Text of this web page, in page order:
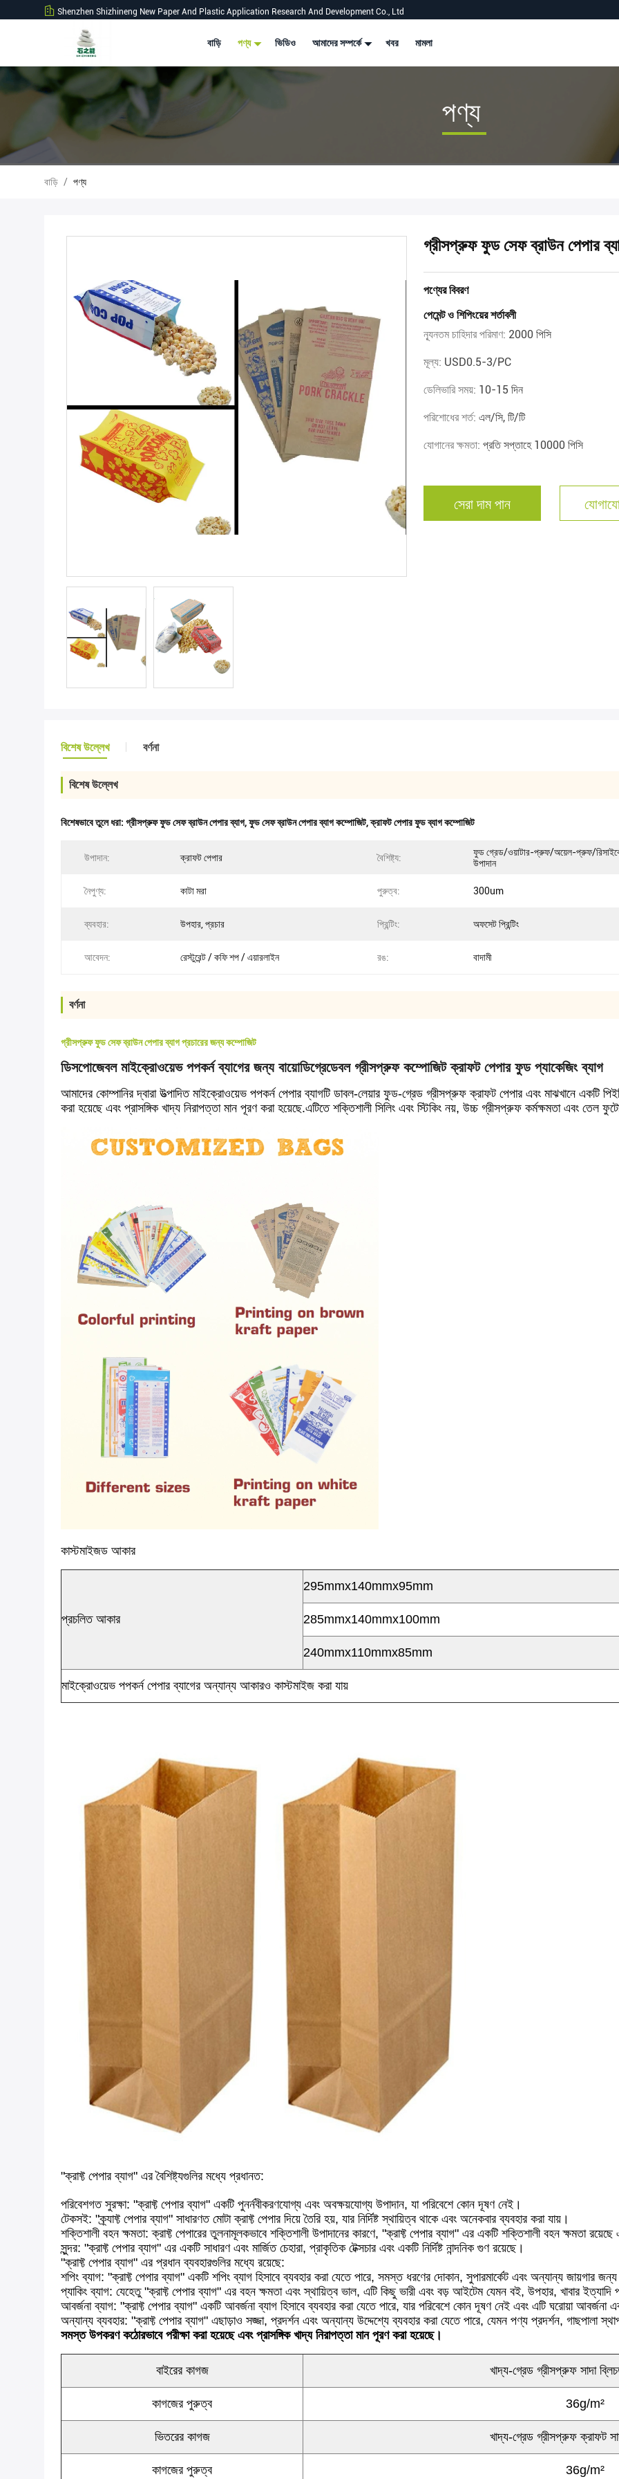
Shenzhen Shizhineng New Paper And Plastic Application Research And Development Co., Ltd
বাড়ি পণ্য ভিডিও আমাদের সম্পর্কে খবর মামলা
পণ্য
বাড়ি / পণ্য
গ্রীসপ্রুফ ফুড সেফ ব্রাউন পেপার
পণ্যের বিবরণ
পেমেন্ট ও শিপিংয়ের শর্তাবলী
ন্যূনতম চাহিদার পরিমাণ: 2000 পিসি
মূল্য: USD0.5-3/PC
ডেলিভারি সময়: 10-15 দিন
পরিশোধের শর্ত: এল/সি, টি/টি
যোগানের ক্ষমতা: প্রতি সপ্তাহে 10000 পিসি
সেরা দাম পান
বিশেষ উল্লেখ বর্ণনা
বিশেষ উল্লেখ
বিশেষভাবে তুলে ধরা: গ্রীসপ্রুফ ফুড সেফ ব্রাউন পেপার ব্যাগ,ফুড সেফ ব্রাউন পেপার ব্যাগ কম্পোজিট,ক্রাফট পেপার ফুড ব্যাগ কম্পোজিট
উপাদান: ক্রাফট পেপার বৈশিষ্ট্য:
ফুড গ্রেড/ওয়াটার-প্রুফ/অয়েল-প্রুফ/
উপাদান
নৈপুণ্য: কাটা মরা পুরুত্ব: 300um
ব্যবহার: উপহার, প্রচার প্রিন্টিং: অফসেট প্রিন্টিং
আবেদন: রেস্টুরেন্ট / কফি শপ / এয়ারলাইন রঙ: বাদামী
বর্ণনা
গ্রীসপ্রুফ ফুড সেফ ব্রাউন পেপার ব্যাগ প্রচারের জন্য কম্পোজিট
ডিসপোজেবল মাইক্রোওয়েভ পপকর্ন ব্যাগের জন্য বায়োডিগ্রেডেবল গ্রীসপ্রুফ কম্পোজিট ক্রাফট পেপার ফুড প্যাকেজিং ব্যাগ
আমাদের কোম্পানির দ্বারা উত্পাদিত মাইক্রোওয়েভ পপকর্ন পেপার ব্যাগটি ডাবল-লেয়ার ফুড-গ্রেড গ্রীসপ্রুফ ক্রাফট পেপার এবং মাঝখানে একটি
করা হয়েছে এবং প্রাসঙ্গিক খাদ্য নিরাপত্তা মান পূরণ করা হয়েছে.এটিতে শক্তিশালী সিলিং এবং স্টিকিং নয়, উচ্চ গ্রীসপ্রুফ কর্মক্ষমতা এবং তেল
কাস্টমাইজড আকার
প্রচলিত আকার
295mmx140mmx95mm
285mmx140mmx100mm
240mmx110mmx85mm
মাইক্রোওয়েভ পপকর্ন পেপার ব্যাগের অন্যান্য আকারও কাস্টমাইজ করা যায়
"ক্রাফ্ট পেপার ব্যাগ" এর বৈশিষ্ট্যগুলির মধ্যে প্রধানত:
পরিবেশগত সুরক্ষা: "ক্রাফ্ট পেপার ব্যাগ" একটি পুনর্নবীকরণযোগ্য এবং অবক্ষয়যোগ্য উপাদান, যা পরিবেশে কোন দূষণ নেই।
টেকসই: "ক্র্যাফ্ট পেপার ব্যাগ" সাধারণত মোটা ক্রাফ্ট পেপার দিয়ে তৈরি হয়, যার নির্দিষ্ট স্থায়িত্ব থাকে এবং অনেকবার ব্যবহার করা যায়।
শক্তিশালী বহন ক্ষমতা: ক্রাফ্ট পেপারের তুলনামূলকভাবে শক্তিশালী উপাদানের কারণে, "ক্রাফ্ট পেপার ব্যাগ" এর একটি শক্তিশালী বহন ক্ষমতা
সুন্দর: "ক্রাফ্ট পেপার ব্যাগ" এর একটি সাধারণ এবং মার্জিত চেহারা, প্রাকৃতিক টেক্সচার এবং একটি নির্দিষ্ট নান্দনিক গুণ রয়েছে।
"ক্রাফ্ট পেপার ব্যাগ" এর প্রধান ব্যবহারগুলির মধ্যে রয়েছে:
শপিং ব্যাগ: "ক্রাফ্ট পেপার ব্যাগ" একটি শপিং ব্যাগ হিসাবে ব্যবহার করা যেতে পারে, সমস্ত ধরণের দোকান, সুপারমার্কেট এবং অন্যান্য জায়গার
প্যাকিং ব্যাগ: যেহেতু "ক্রাফ্ট পেপার ব্যাগ" এর বহন ক্ষমতা এবং স্থায়িত্ব ভাল, এটি কিছু ভারী এবং বড় আইটেম যেমন বই, উপহার, খাবার
আবর্জনা ব্যাগ: "ক্রাফ্ট পেপার ব্যাগ" একটি আবর্জনা ব্যাগ হিসাবে ব্যবহার করা যেতে পারে, যার পরিবেশে কোন দূষণ নেই এবং এটি ঘরোয়া
অন্যান্য ব্যবহার: "ক্রাফ্ট পেপার ব্যাগ" এছাড়াও সজ্জা, প্রদর্শন এবং অন্যান্য উদ্দেশ্যে ব্যবহার করা যেতে পারে, যেমন পণ্য প্রদর্শন, গাছপালা
সমস্ত উপকরণ কঠোরভাবে পরীক্ষা করা হয়েছে এবং প্রাসঙ্গিক খাদ্য নিরাপত্তা মান পূরণ করা হয়েছে।
বাইরের কাগজ খাদ্য-গ্রেড গ্রীসপ্রুফ সাদা
কাগজের পুরুত্ব 36g/m²
ভিতরের কাগজ খাদ্য-গ্রেড গ্রীসপ্রুফ ক্রাফট
কাগজের পুরুত্ব 36g/m²